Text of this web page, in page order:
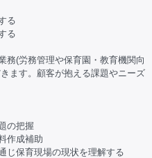
る
る
務(労務管理や保育園・教育機関向
ます。顧客が抱える課題やニーズ
の把握
作成補助
じ保育現場の現状を理解する